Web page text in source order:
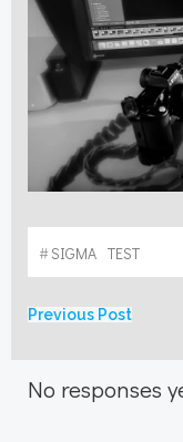
#SIGMA TEST
Post
Previous Post
No responses